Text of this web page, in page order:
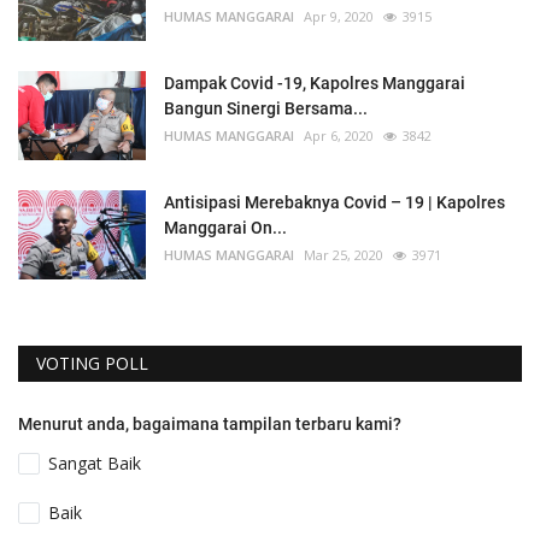
HUMAS MANGGARAI Apr 9, 2020 3915
Dampak Covid -19, Kapolres Manggarai
Bangun Sinergi Bersama...
HUMAS MANGGARAI Apr 6, 2020 3842
Antisipasi Merebaknya Covid – 19 | Kapolres
Manggarai On...
HUMAS MANGGARAI Mar 25, 2020 3971
VOTING POLL
Menurut anda, bagaimana tampilan terbaru kami?
Sangat Baik
Baik